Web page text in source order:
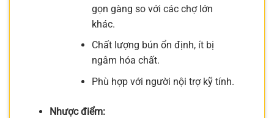
gọn gàng so với các chợ lớn
khác.
Chất lượng bún ổn định, ít bị
ngâm hóa chất.
Phù hợp với người nội trợ kỹ tính.
Nhược điểm: